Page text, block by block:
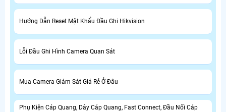
Hướng Dẫn Reset Mật Khẩu Đầu Ghi Hikvision
Lỗi Đầu Ghi Hình Camera Quan Sát
Mua Camera Giám Sát Giá Rẻ Ở Đâu
Phụ Kiện Cáp Quang, Dây Cáp Quang, Fast Connect, Đầu Nối Cáp